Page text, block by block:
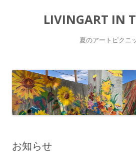
LIVINGART IN
夏のアートピクニ
ン
テ
ン
ツ
へ
ス
キ
ッ
お知らせ